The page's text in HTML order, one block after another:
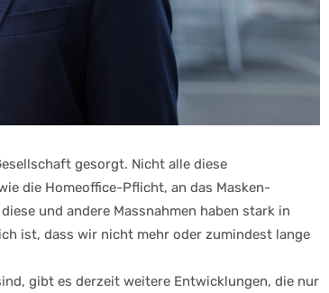
gesorgt. Nicht alle diese
die Homeoffice-Pflicht, an das Masken-
und andere Massnahmen haben stark in
ist, dass wir nicht mehr oder zumindest lange
gibt es derzeit weitere Entwicklungen, die nur